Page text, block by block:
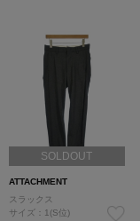
SOLDOUT
ATTACHMENT
スラックス
サイズ：1(S位)